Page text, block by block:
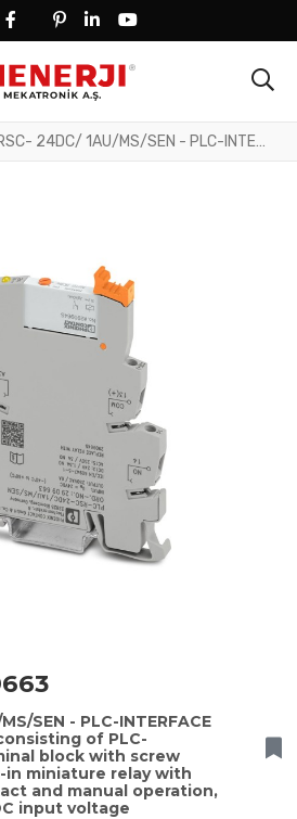
SOCIAL LINK
FACEBOOK SOCIAL LINK
TWITTER SOCIAL LINK
PINTEREST SOCIAL LINK
LINKEDIN SOCIAL LINK
YOUTUBE SOCIAL LINK
PLC-RSC- 24DC/ 1AU/MS/SEN - PLC-INTERFACE for input functions, consisting of PLC-BSC.../SEN basic terminal block with screw connection and plug-in miniature relay with multi-layer gold contact and manual operation, 1 N/O contact, 24 V DC input voltage
SEN - PLC-INTERFACE
of PLC-
block with screw
miniature relay with
and manual operation,
input voltage